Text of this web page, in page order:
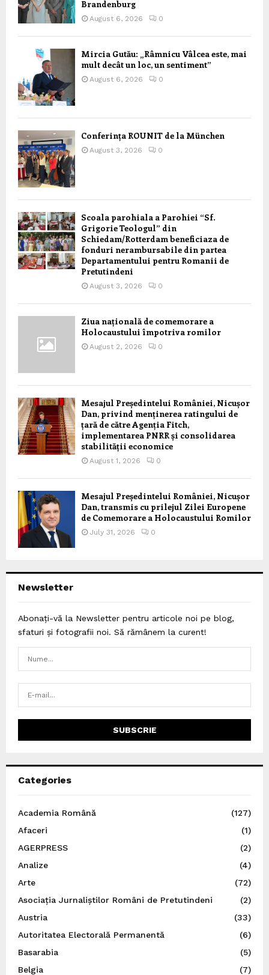
Brandenburg
August 6, 2026 0
Mircia Gutău: „Râmnicu Vâlcea este, mai
mult decât un loc, un sentiment”
August 6, 2026 0
Conferința ROUNIT de la München
August 3, 2026 0
Scoala parohiala a Parohiei “Sf.
Grigorie Teologul” din
Schiedam/Rotterdam beneficiaza de
fonduri nerambursabile din partea
Departamentului pentru Romanii de
Pretutindeni
August 3, 2026 0
Ziua națională de comemorare a
Holocaustului împotriva romilor
August 2, 2026 0
Mesajul Președintelui României, Nicușor
Dan, privind menținerea ratingului de
țară de către Agenția Fitch,
implementarea PNRR și consolidarea
stabilității economice
August 1, 2026 0
Mesajul Președintelui României, Nicușor
Dan, transmis cu prilejul Zilei Europene
de Comemorare a Holocaustului Romilor
July 31, 2026 0
Newsletter
Abonați-vă la Newsletter pentru articole noi pe blog,
sfaturi și fotografii noi. Să rămânem la curent!
Categories
Academia Română
(127)
Afaceri
(1)
AGERPRESS
(2)
Analize
(4)
Arte
(72)
Asociația Jurnaliștilor Români de Pretutindeni
(2)
Austria
(33)
Autoritatea Electorală Permanentă
(6)
Basarabia
(5)
Belgia
(7)